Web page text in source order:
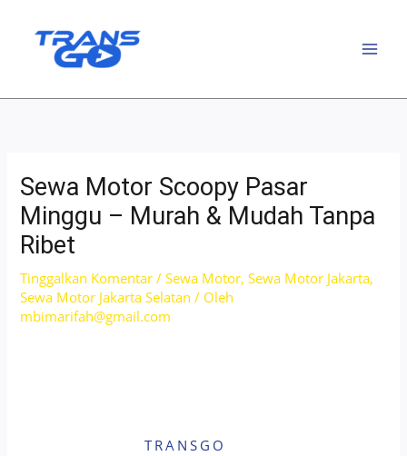
Sewa Motor Scoopy Pasar
Minggu – Murah & Mudah Tanpa
Ribet
Tinggalkan Komentar /Sewa Motor,Sewa Motor Jakarta,
Sewa Motor Jakarta Selatan / Oleh
mbimarifah@gmail.com
TRANSGO